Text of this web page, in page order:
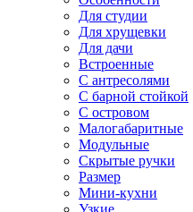
Для студии
Для хрущевки
Для дачи
Встроенные
С антресолями
С барной стойкой
С островом
Малогабаритные
Модульные
Скрытые ручки
Размер
Мини-кухни
Узкие